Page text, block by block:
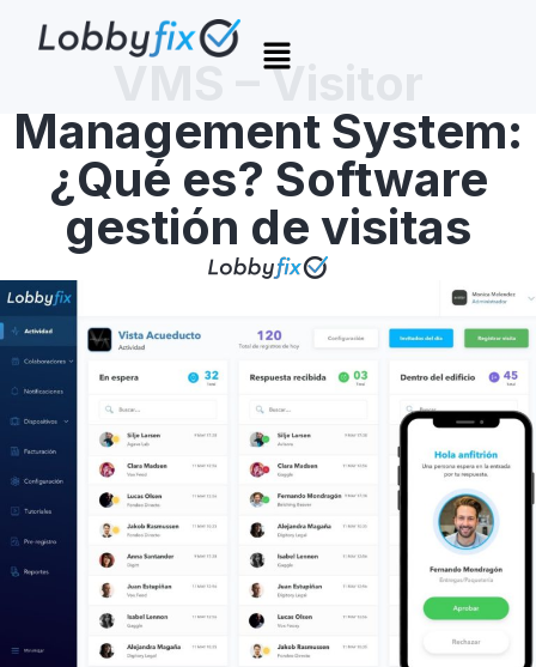
VMS – Visitor
Management System:
¿Qué es? Software
gestión de visitas